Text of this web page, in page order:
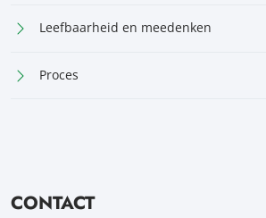
Leefbaarheid en meedenken
Proces
CONTACT